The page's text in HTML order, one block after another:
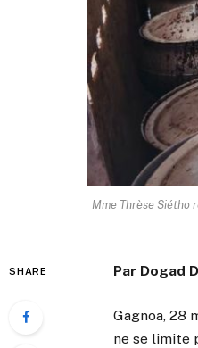
Mme Thrèse Siétho
SHARE Par Dogad
Gagnoa, 28
ne se limite